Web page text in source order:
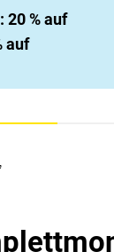
20 % auf
auf